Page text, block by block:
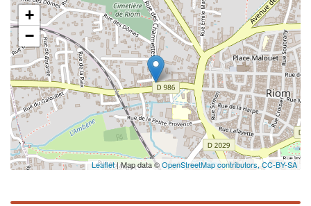
+
−
Leaflet| Map data ©OpenStreetMap contributors, CC-BY-SA